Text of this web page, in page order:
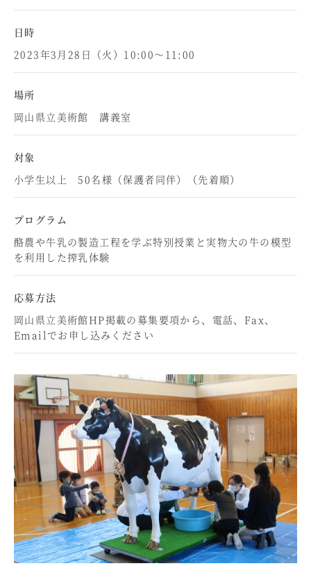
日時
2023年3月28日（火）10:00～11:00
場所
岡山県立美術館 講義室
対象
小学生以上 50名様（保護者同伴）（先着順）
プログラム
酪農や牛乳の製造工程を学ぶ特別授業と実物大の牛の模型
を利用した搾乳体験
応募方法
岡山県立美術館HP掲載の募集要項から、電話、Fax、
Emailでお申し込みください